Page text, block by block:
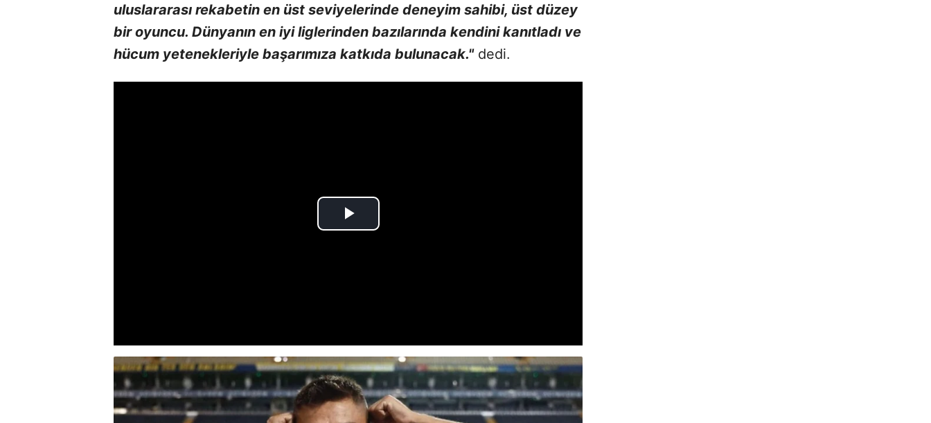
uluslararası rekabetin en üst seviyelerinde deneyim sahibi, üst düzey
bir oyuncu. Dünyanın en iyi liglerinden bazılarında kendini kanıtladı ve
hücum yetenekleriyle başarımıza katkıda bulunacak."dedi.